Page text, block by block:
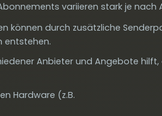
variieren stark je
können durch zusätzliche
entstehen.
Anbieter und Angebote
Hardware (z.B.